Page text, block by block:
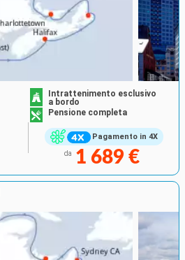
Pagamento in 4X
Intrattenimento esclusivo
a bordo
Pensione completa
da 1 689 €